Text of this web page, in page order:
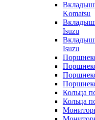
Komatsu
Isuzu
Isuzu
Кольца
Кольца